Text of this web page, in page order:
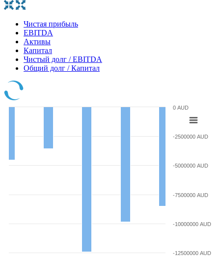
Чистая прибыль
EBITDA
Активы
Капитал
Чистый долг / EBITDA
Общий долг / Капитал
-12500000 AUD
-10000000 AUD
-7500000 AUD
-5000000 AUD
-2500000 AUD
0 AUD